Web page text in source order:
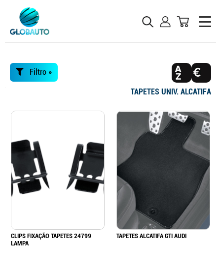
Filtro »
TAPETES UNIV. ALCATIFA
CLIPS FIXAÇÃO TAPETES 24799
LAMPA
TAPETES ALCATIFA GTI AUDI